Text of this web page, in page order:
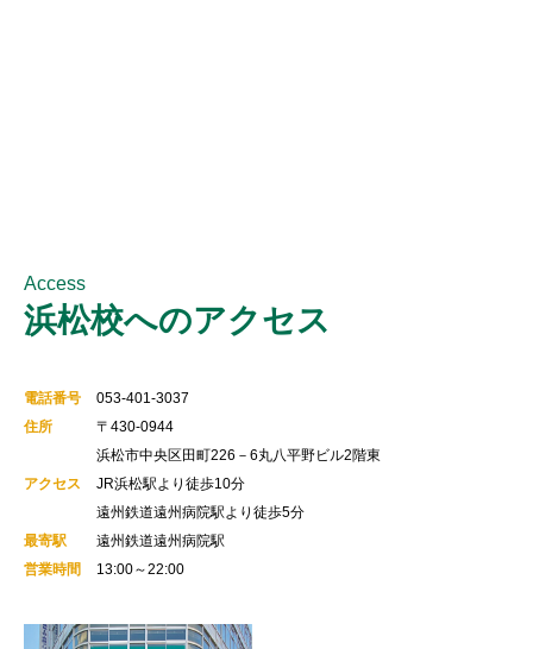
Access
浜松校へのアクセス
電話番号
053-401-3037
住所
〒430-0944
浜松市中央区田町226－6丸八平野ビル2階東
アクセス
JR浜松駅より徒歩10分
遠州鉄道遠州病院駅より徒歩5分
最寄駅
遠州鉄道遠州病院駅
営業時間
13:00～22:00